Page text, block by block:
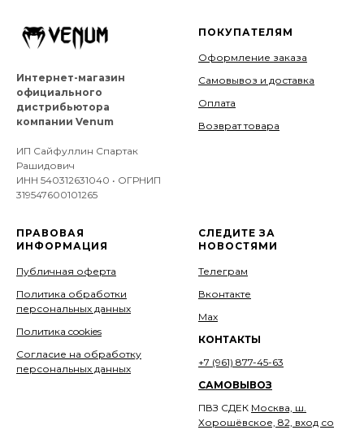
Интернет-магазин
официального
дистрибьютора
компании Venum
ИП Сайфуллин Спартак
Рашидович
ИНН 540312631040 • ОГРНИП
319547600101265
ПОКУПАТЕЛЯМ
Оформление заказа
Самовывоз и доставка
Оплата
Возврат товара
ПРАВОВАЯ
ИНФОРМАЦИЯ
Публичная оферта
Политика обработки
персональных данных
Политика cookies
Согласие на обработку
персональных данных
СЛЕДИТЕ ЗА
НОВОСТЯМИ
Телеграм
Вконтакте
Мах
КОНТАКТЫ
+7 (961) 877-45-63
САМОВЫВОЗ
ПВЗ СДЕК Москва, ш.
Хорошёвское, 82, вход со